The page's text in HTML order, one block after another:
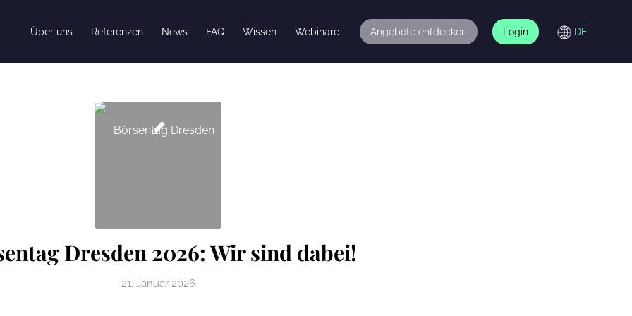
Über uns Referenzen News FAQ Wissen Webinare Angebote entdecken Login
Dresden 2026: Wir sind dabei!
21. Januar 2026